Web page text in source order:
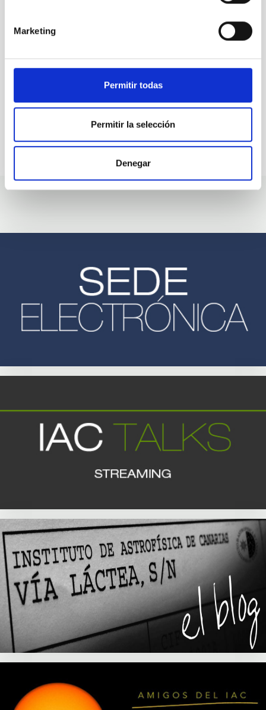
Marketing
Permitir todas
Permitir la selección
Denegar
estamos buscando gente
con talento.